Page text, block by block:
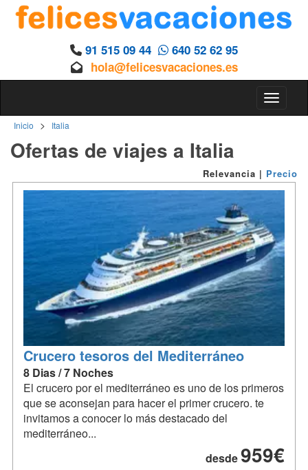
91 515 09 44
640 52 62 95
hola@felicesvacaciones.es
Toggle
Inicio > Italia
Ofertas de viajes a Italia
Relevancia | Precio
Crucero tesoros del Mediterráneo
8 Dias / 7 Noches
El crucero por el mediterráneo es uno de los primeros
que se aconsejan para hacer el primer crucero. te
invitamos a conocer lo más destacado del
mediterráneo...
desde959€